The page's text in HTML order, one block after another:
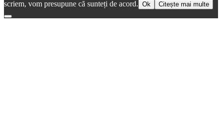
scriem, vom presupune că sunteți de acord. Ok Citește mai multe